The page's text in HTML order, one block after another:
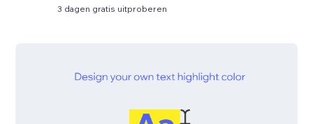
3 dagen gratis uitproberen